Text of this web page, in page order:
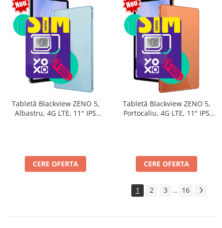
Tabletă Blackview ZENO 5,
Albastru, 4G LTE, 11" IPS
SIM
CERE OFERTA
Tabletă Blackview ZENO 5,
Portocaliu, 4G LTE, 11" IPS
SIM
CERE OFERTA
1 2 3 ... 16